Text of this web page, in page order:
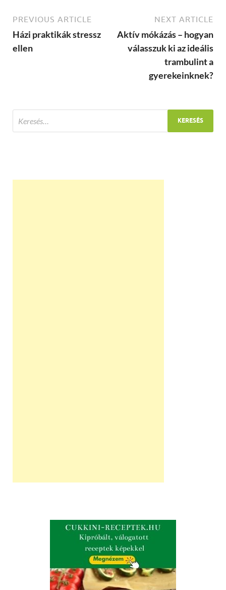
PREVIOUS ARTICLE
Házi praktikák stressz
ellen
NEXT ARTICLE
Aktív mókázás – hogyan
válasszuk ki az ideális
trambulint a
gyerekeinknek?